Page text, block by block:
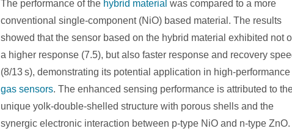
The performance of the hybrid material was compared to a more
conventional single-component (NiO) based material. The results
showed that the sensor based on the hybrid material exhibited not
a higher response (7.5), but also faster response and recovery
(8/13 s), demonstrating its potential application in high-performance
gas sensors. The enhanced sensing performance is attributed to
unique yolk-double-shelled structure with porous shells and the
synergic electronic interaction between p-type NiO and n-type ZnO.